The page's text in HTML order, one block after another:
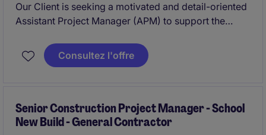
Our Client is seeking a motivated and detail-oriented
Assistant Project Manager (APM) to support the
ICI construction projects ranging in value FROM $10
Million to $80 Million.
Consultez l'offre
Senior Construction Project Manager - School
New Build - General Contractor